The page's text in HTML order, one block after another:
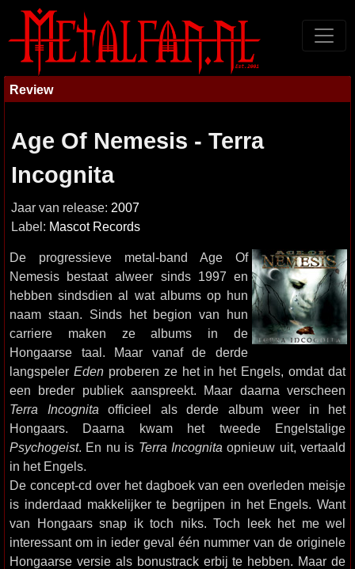
Review
Age Of Nemesis - Terra
Incognita
Jaar van release: 2007
Label: Mascot Records
De progressieve metal-band Age Of
Nemesis bestaat alweer sinds 1997 en
hebben sindsdien al wat albums op hun
naam staan. Sinds het begion van hun
carriere maken ze albums in de
Hongaarse taal. Maar vanaf de derde
langspeler Edenproberen ze het in het Engels, omdat dat
een breder publiek aanspreekt. Maar daarna verscheen
Terra Incognita officieel als derde album weer in het
Hongaars. Daarna kwam het tweede Engelstalige
Psychogeist. En nu is Terra Incognita opnieuw uit, vertaald
in het Engels.
De concept-cd over het dagboek van een overleden meisje
is inderdaad makkelijker te begrijpen in het Engels. Want
van Hongaars snap ik toch niks. Toch leek het me wel
interessant om in ieder geval één nummer van de originele
Hongaarse versie als bonustrack erbij te hebben. Maar de